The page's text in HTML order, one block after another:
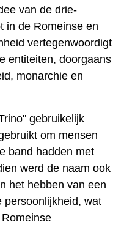
van de drie-
in de Romeinse en
vertegenwoordigt
entiteiten, doorgaans
monarchie en
gebruikelijk
om mensen
band hadden met
werd de naam ook
het hebben van een
persoonlijkheid, wat